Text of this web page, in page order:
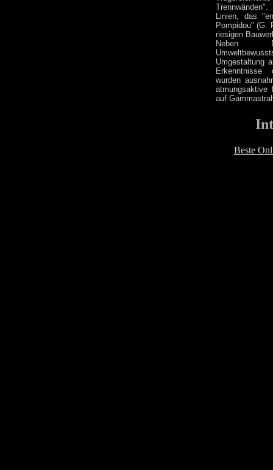
Linien, das
Pompidou" (G.
riesigen
Neben
Umgestaltung
Erkenntnisse
wurden
atmungsaktive
auf
Beste